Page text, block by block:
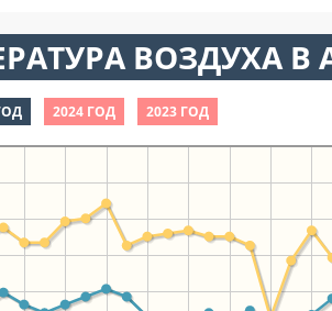
ВОЗДУХА В
2024 ГОД 2023 ГОД